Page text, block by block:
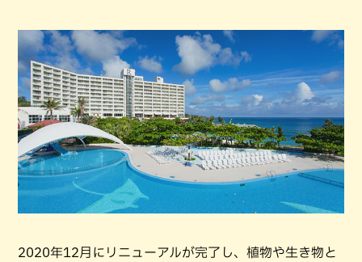
2020年12月にリニューアルが完了し、植物や生き物と